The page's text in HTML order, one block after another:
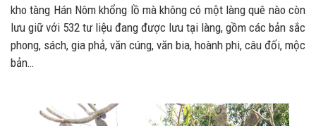
kho tàng Hán Nôm khổng lồ mà không có một làng quê nào còn
lưu giữ với 532 tư liệu đang được lưu tại làng, gồm các bản sắc
phong, sách, gia phả, văn cúng, văn bia, hoành phi, câu đối, mộc
bản…